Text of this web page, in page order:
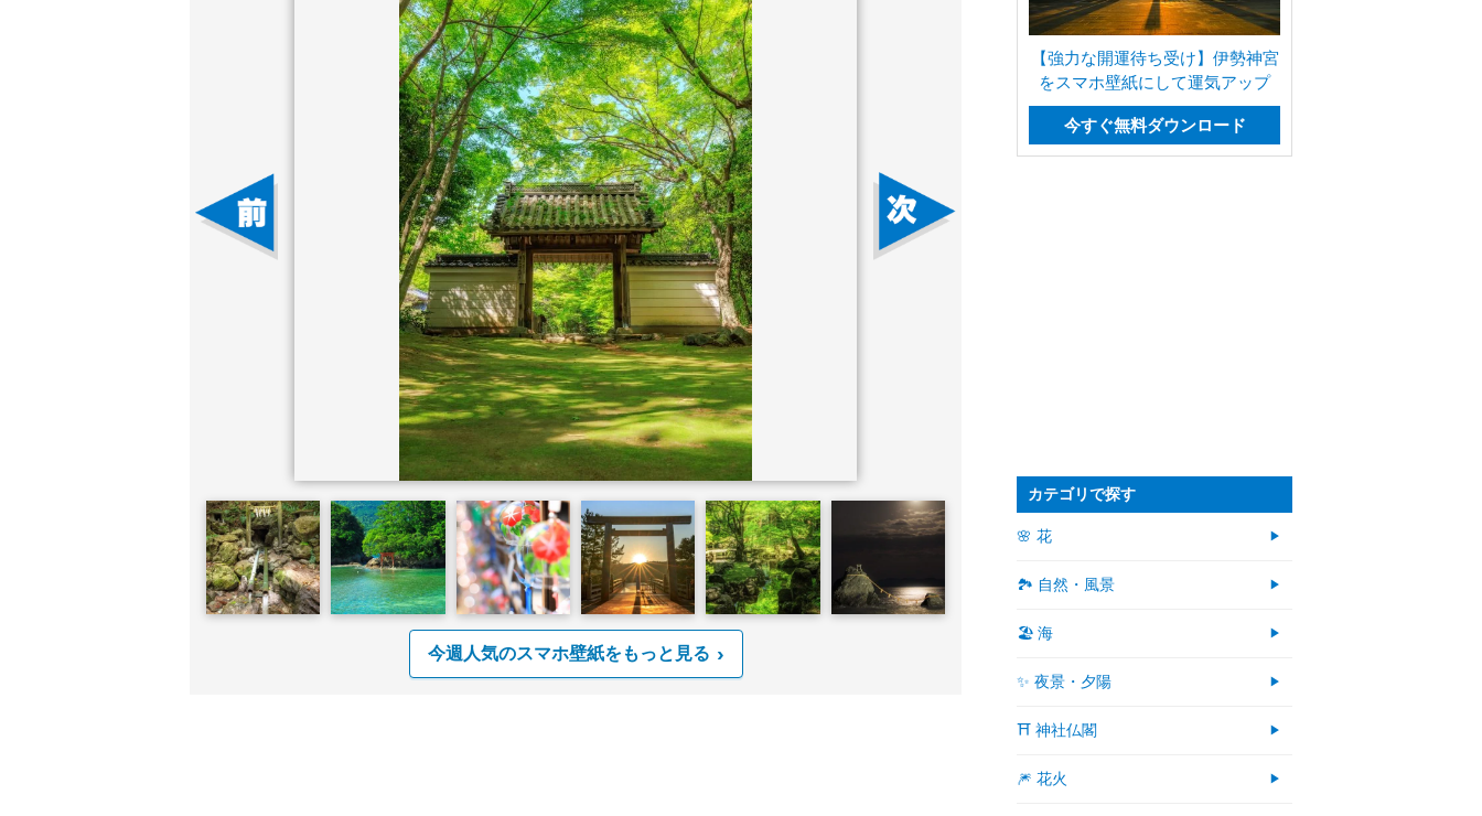
今週人気のスマホ壁紙をもっと見る
【強力な開運待ち受け】伊勢神宮
をスマホ壁紙にして運気アップ
今すぐ無料ダウンロード
カテゴリで探す
🌸 花
🏞️ 自然・風景
🏖 海
✨ 夜景・夕陽
⛩ 神社仏閣
🎆 花火